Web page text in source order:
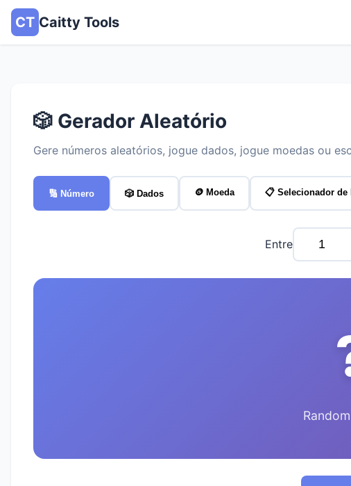
CT Caitty Tools
🎲 Gerador Aleatório
Gere números aleatórios, jogue dados, jogue moedas ou
🔢 Número 🎲 Dados 🪙 Moeda 📋 Selecionador de
Entre